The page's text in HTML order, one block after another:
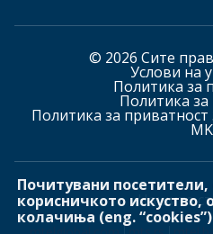
© 2026 Сите
Услови на
Политика за
Политика
Политика за приватност
MK
Hашите
Почитувани
корисничкото искуство,
колачиња (eng.